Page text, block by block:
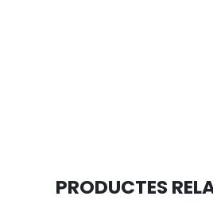
PRODUCTES